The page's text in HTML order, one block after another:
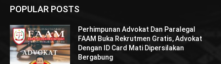
POPULAR POSTS
Perhimpunan Advokat Dan Paralegal
FAAM Buka Rekrutmen Gratis, Advokat
Dengan ID Card Mati Dipersilakan
Bergabung